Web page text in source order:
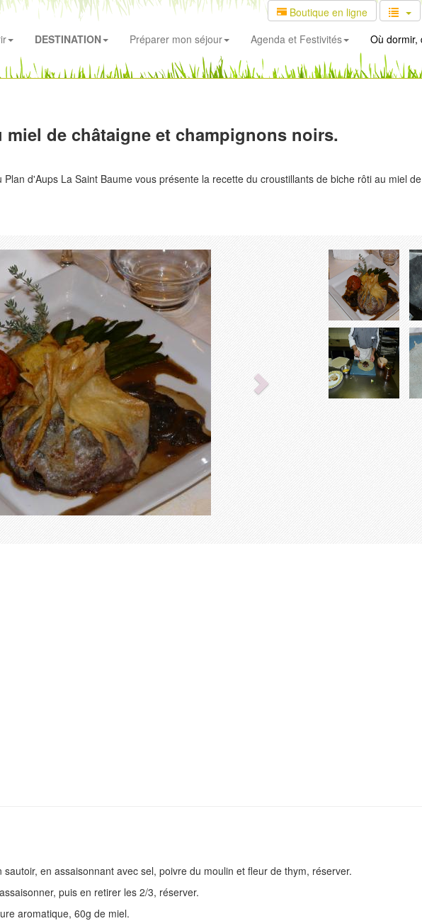
Boutique en ligne
DESTINATION Préparer mon séjour Agenda et Festivités Où dormir,
de châtaigne et champignons noirs.
d'Aups La Saint Baume vous présente la recette du croustillants de biche rôti au miel
Suivant
en assaisonnant avec sel, poivre du moulin et fleur de thym, réserver.
puis en retirer les 2/3, réserver.
aromatique, 60g de miel.